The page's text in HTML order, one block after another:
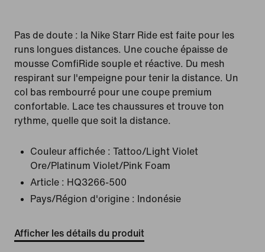
Pas de doute : la Nike Starr Ride est faite pour les
runs longues distances. Une couche épaisse de
mousse ComfiRide souple et réactive. Du mesh
respirant sur l'empeigne pour tenir la distance. Un
col bas rembourré pour une coupe premium
confortable. Lace tes chaussures et trouve ton
rythme, quelle que soit la distance.
Couleur affichée : Tattoo/Light Violet
Ore/Platinum Violet/Pink Foam
Article : HQ3266-500
Pays/Région d'origine : Indonésie
Afficher les détails du produit